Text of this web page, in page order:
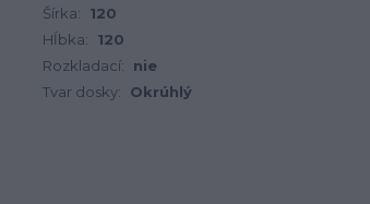
Šírka:
120
Hĺbka:
120
Rozkladací:
nie
Tvar dosky: Okrúhlý